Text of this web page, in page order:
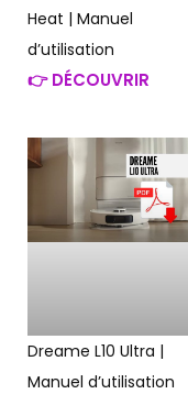
Heat | Manuel
d’utilisation
👉 DÉCOUVRIR
Dreame L10 Ultra |
Manuel d’utilisation